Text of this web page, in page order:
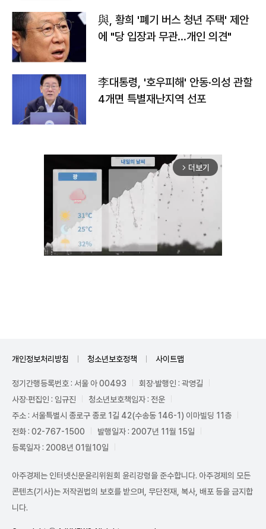
與, 황희 '폐기 버스 청년 주택' 제안
에 "당 입장과 무관…개인 의견"
李대통령, '호우피해' 안동·의성 관할
4개면 특별재난지역 선포
arrow_forward_ios 더보기
개인정보처리방침 청소년보호정책 사이트맵
정기간행등록번호 : 서울 아 00493
회장·발행인 : 곽영길
사장·편집인 : 임규진
청소년보호책임자 : 전운
주소 : 서울특별시 종로구 종로 1길 42(수송동 146-1) 이마빌딩 11층
전화 : 02-767-1500
발행일자 : 2007년 11월 15일
등록일자 : 2008년 01월10일
아주경제는 인터넷신문윤리위원회 윤리강령을 준수합니다. 아주경제의 모든
콘텐츠(기사)는 저작권법의 보호를 받으며, 무단전재, 복사, 배포 등을 금지합
니다.